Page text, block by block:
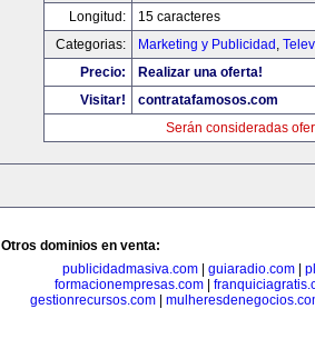
Longitud:
15 caracteres
Categorias:
Marketing y Publicidad ,
Precio:
Realizar una oferta!
Visitar!
contratafamosos.com
Serán consideradas
Otros dominios en venta:
publicidadmasiva.com
guiaradio.com
formacionempresas.com|
gestionrecursos.com|